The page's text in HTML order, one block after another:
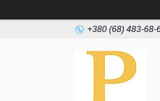
+380 (68) 483-68-